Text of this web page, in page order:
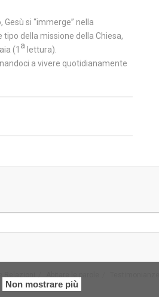
Non mostrare più
si “immerge” nella
della missione della Chiesa,
(1 a lettura).
a vivere quotidianamente